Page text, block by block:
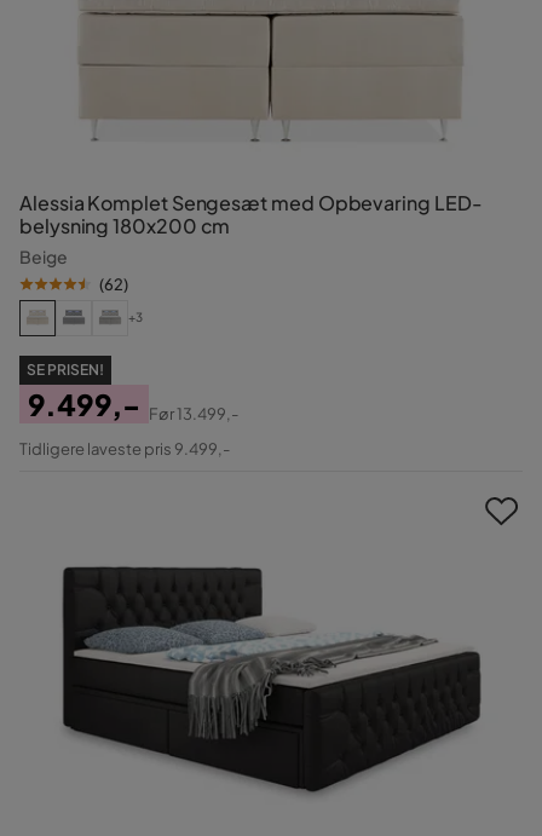
Alessia Komplet Sengesæt med Opbevaring LED-
belysning 180x200 cm
Beige
(62)
+3
SE PRISEN!
Pris
9.499,-
Original
Før13.499,-
Tidligere laveste pris 9.499,-